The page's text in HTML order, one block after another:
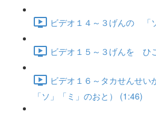
ビデオ１４～３げんの 「
ビデオ１５～３げんを ひ
ビデオ１６～タカせんせ
「ソ」「ミ」のおと） (1:46)